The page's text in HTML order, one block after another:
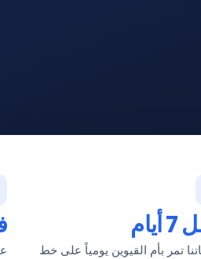
تمر بأم القيوين يومياً على خط